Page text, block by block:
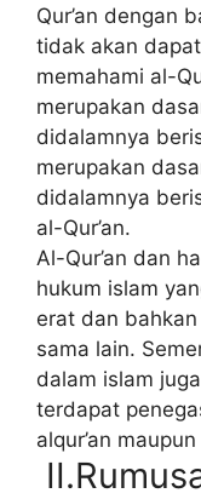
Qur’an dengan
tidak akan
memahami al-
merupakan
didalamnya
merupakan
didalamnya
al-Qur’an.
Al-Qur’an dan
hukum islam
erat dan
sama lain.
dalam islam
terdapat
alqur’an